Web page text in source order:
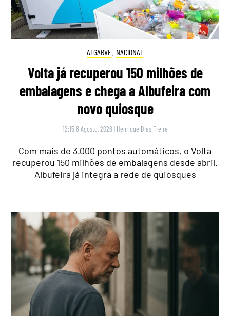
ALGARVE, NACIONAL
Volta já recuperou 150 milhões de
embalagens e chega a Albufeira com
novo quiosque
12:15 8 Agosto, 2026 | Henrique Dias Freire
Com mais de 3.000 pontos automáticos, o Volta
recuperou 150 milhões de embalagens desde abril.
Albufeira já integra a rede de quiosques